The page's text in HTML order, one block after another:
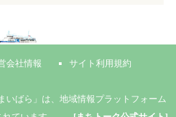
会社情報
サイト利用規約
いばら」は、地域情報プラットフォーム